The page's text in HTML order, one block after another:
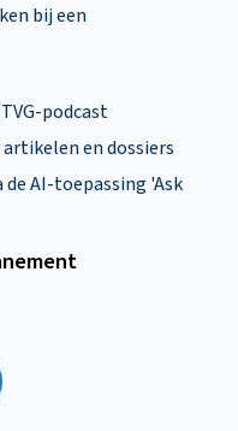
bij een
podcast
en dossiers
AI-toepassing 'Ask